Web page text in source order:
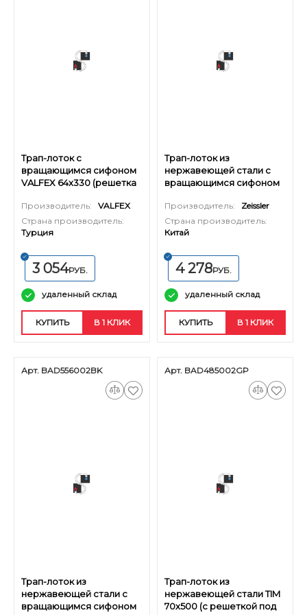
Трап-лоток с
вращающимся сифоном
VALFEX 64х330 (решетка
Производитель:
VALFEX
Страна производитель:
Турция
3 054РУБ.
удаленный склад
КУПИТЬ В 1 КЛИК
Трап-лоток из
нержавеющей стали с
вращающимся сифоном
матовый)
Производитель:
Zeissler
Страна производитель:
Китай
4 278РУБ.
удаленный склад
КУПИТЬ В 1 КЛИК
Арт. BAD556002BK
Трап-лоток из
нержавеющей стали с
вращающимся сифоном
Арт. BAD485002GP
Трап-лоток из
нержавеющей стали TIM
70х500 (c решеткой под